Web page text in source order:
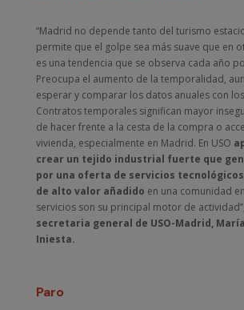
“Madrid no depende tanto del turismo
permite que el golpe sea más suave que en
es una tendencia que se observa cada año
Preocupa el aumento de la temporalidad,
esperar y comparar los datos anuales con
Contratos temporales significan mayor
de hacer frente a la cesta de la compra o
vivienda, especialmente en Madrid. En USO
crear un tejido industrial fuerte que
por una oferta de servicios
de alto valor añadido en una comunidad
servicios son su principal motor de
secretaria general de USO-Madrid,
Iniesta.
Paro